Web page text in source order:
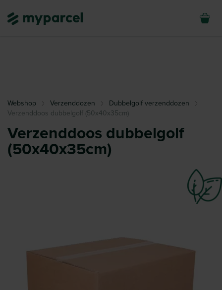
Webshop Verzenddozen
Dubbelgolf verzenddozen
Verzenddoos dubbelgolf (50x40x35cm)
Verzenddoos dubbelgolf
(50x40x35cm)